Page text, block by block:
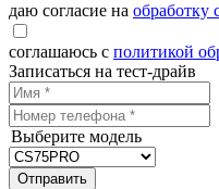
даю согласие на обработку
соглашаюсь с политикой
Записаться на тест-драйв
Выберите модель
Отправить